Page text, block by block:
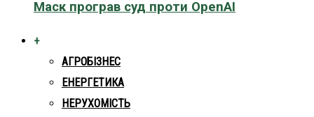
Маск програв суд проти OpenAI
+
АГРОБІЗНЕС
ЕНЕРГЕТИКА
НЕРУХОМІСТЬ